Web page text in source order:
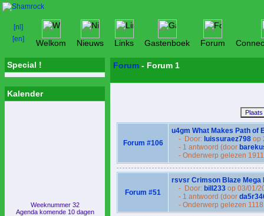
Welkom Nieuws Links Gastenboek Forum
Special !
Kalender
Weeknummer 32
Agenda komende 10 dagen
Forum - Forum 1
Forum #106
u4gm What Makes Path of
- Door: luissuraez798 op
- 1 antwoord (door
- Onderwerp gelezen
Forum #51
rsvsr Crimson Blaze Mega
- Door: bill233 op 03/01/
- 1 antwoord (door
- Onderwerp gelezen